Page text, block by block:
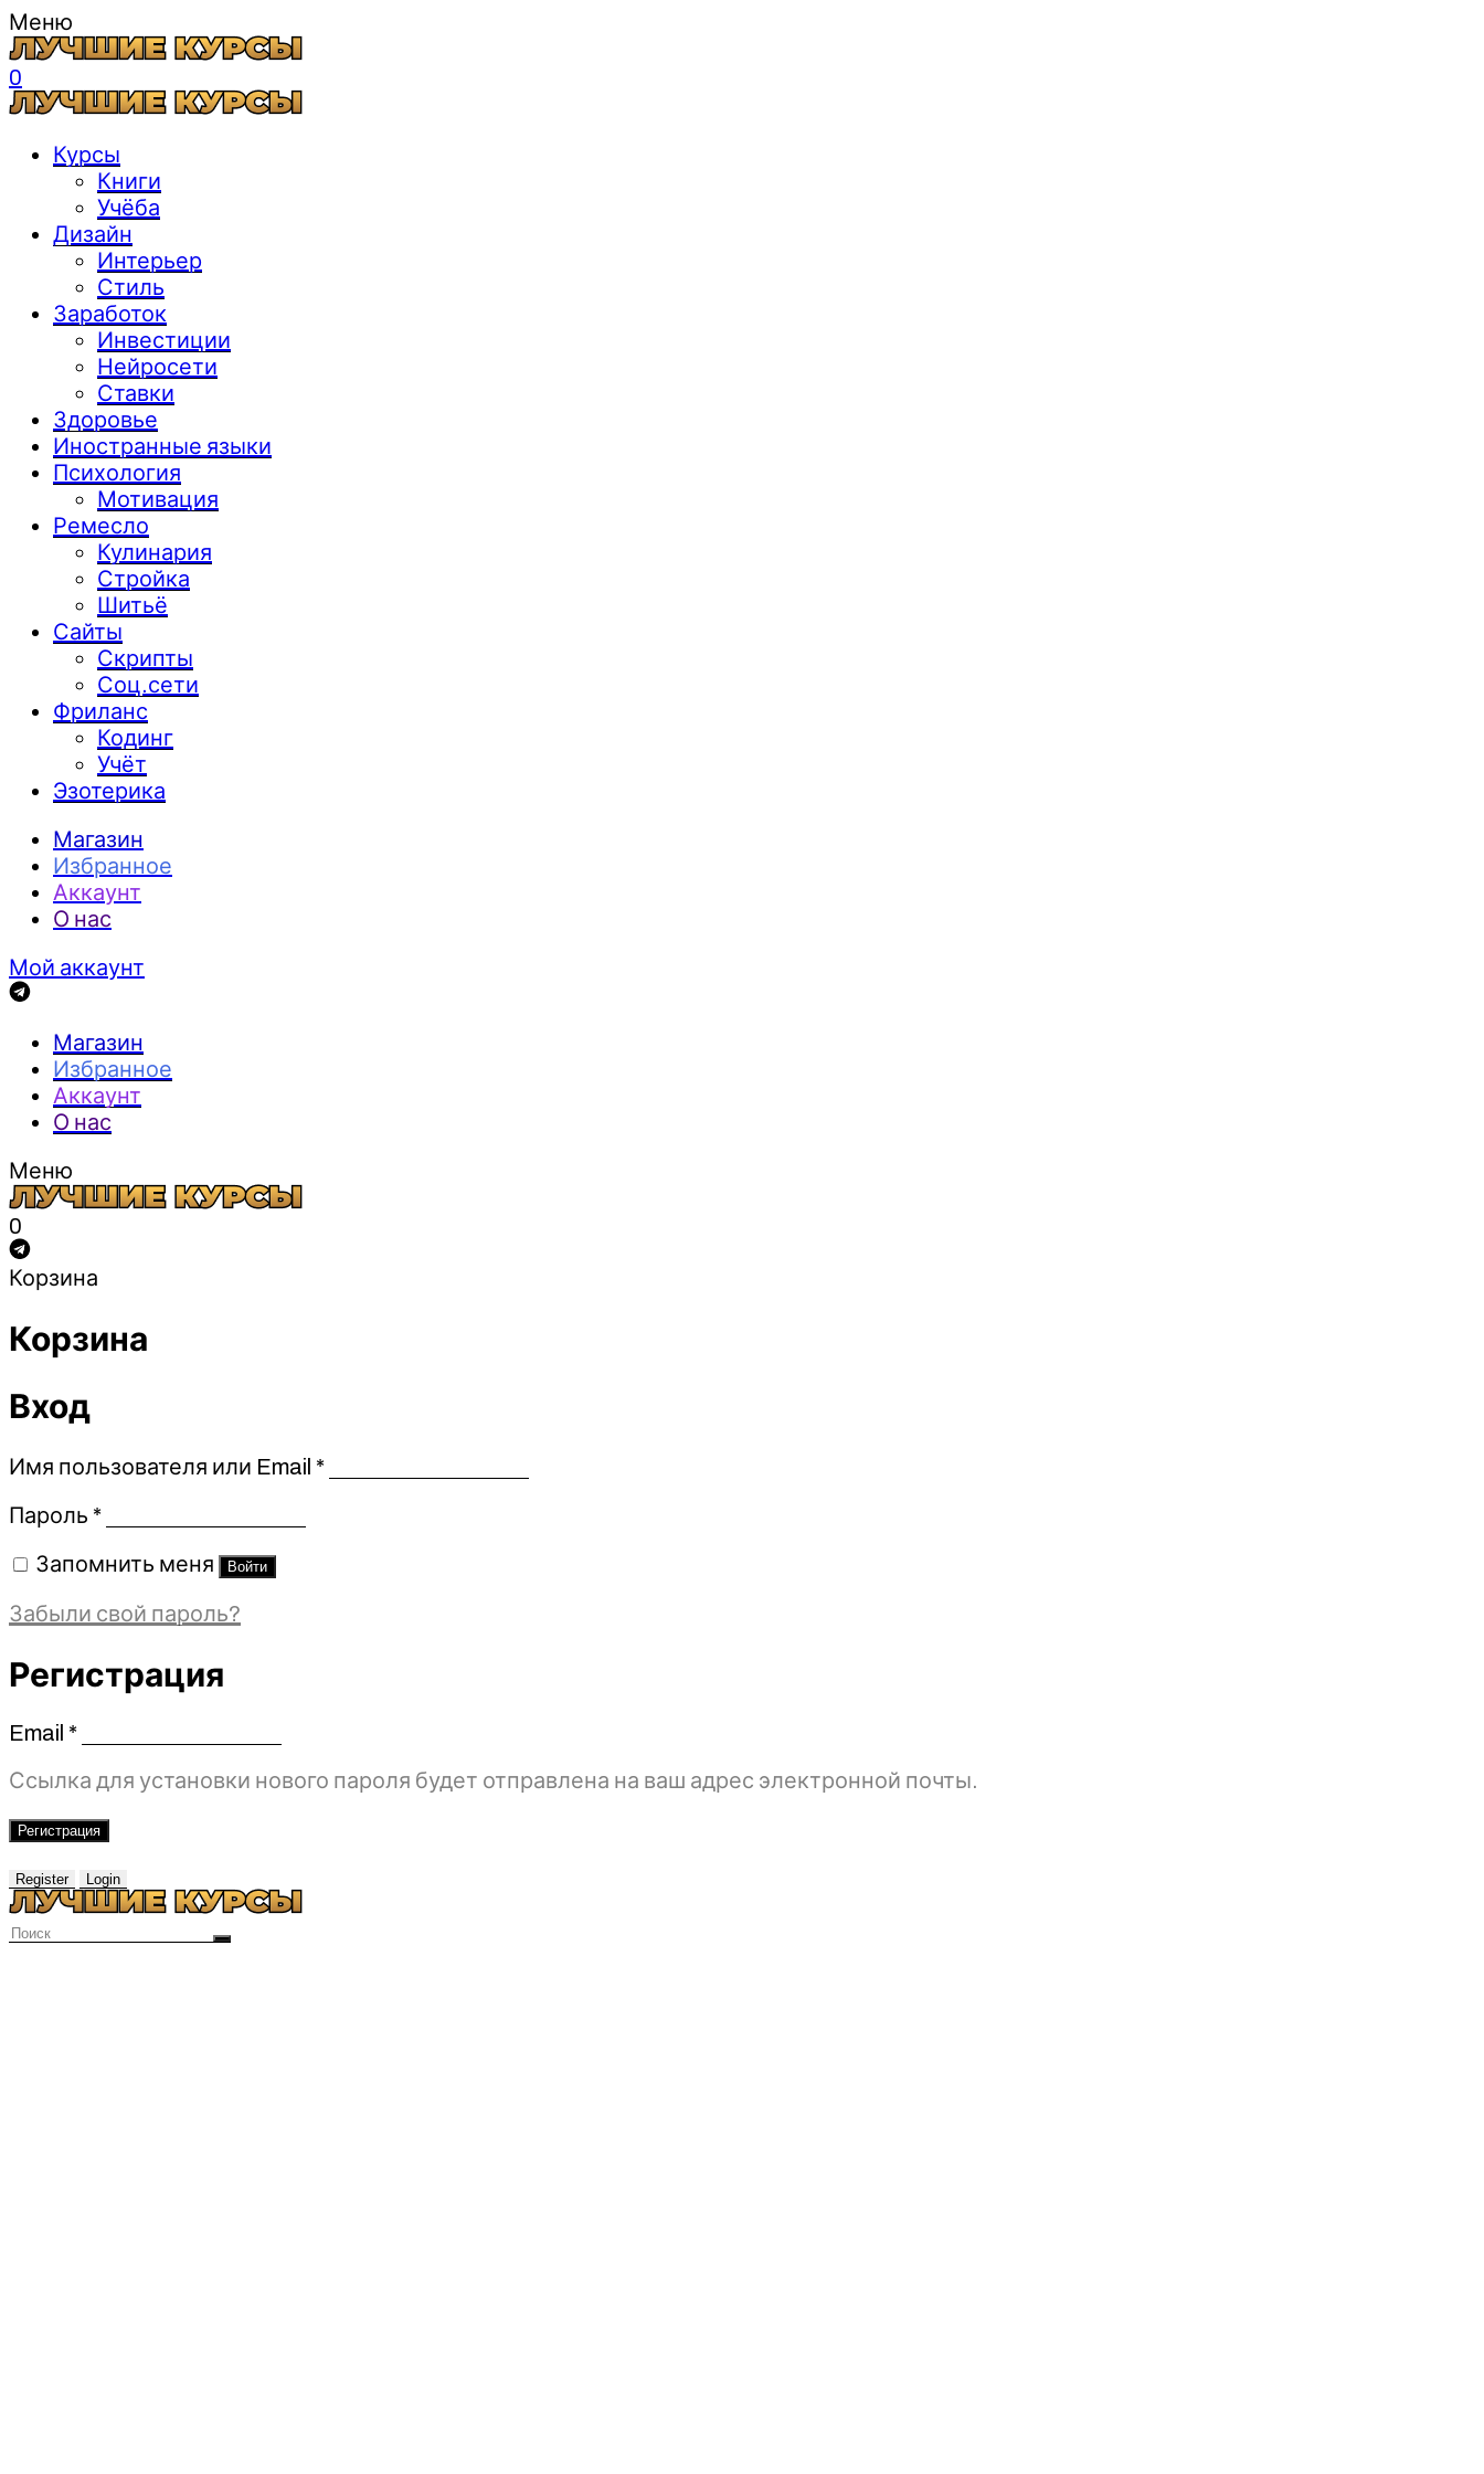
Меню
0
Курсы
Книги
Учёба
Дизайн
Интерьер
Стиль
Заработок
Инвестиции
Нейросети
Ставки
Здоровье
Иностранные языки
Психология
Мотивация
Ремесло
Кулинария
Стройка
Шитьё
Сайты
Скрипты
Соц.сети
Фриланс
Кодинг
Учёт
Эзотерика
Магазин
Избранное
Аккаунт
О нас
Мой аккаунт
Магазин
Избранное
Аккаунт
О нас
Меню
0
Корзина
Корзина
Вход
Имя пользователя или Email *Обязательно
Пароль *Обязательно
Запомнить меня Войти
Забыли свой пароль?
Регистрация
Email *Обязательно
Ссылка для установки нового пароля будет отправлена ​​на ваш адрес электронной почты.
Регистрация
Register Login